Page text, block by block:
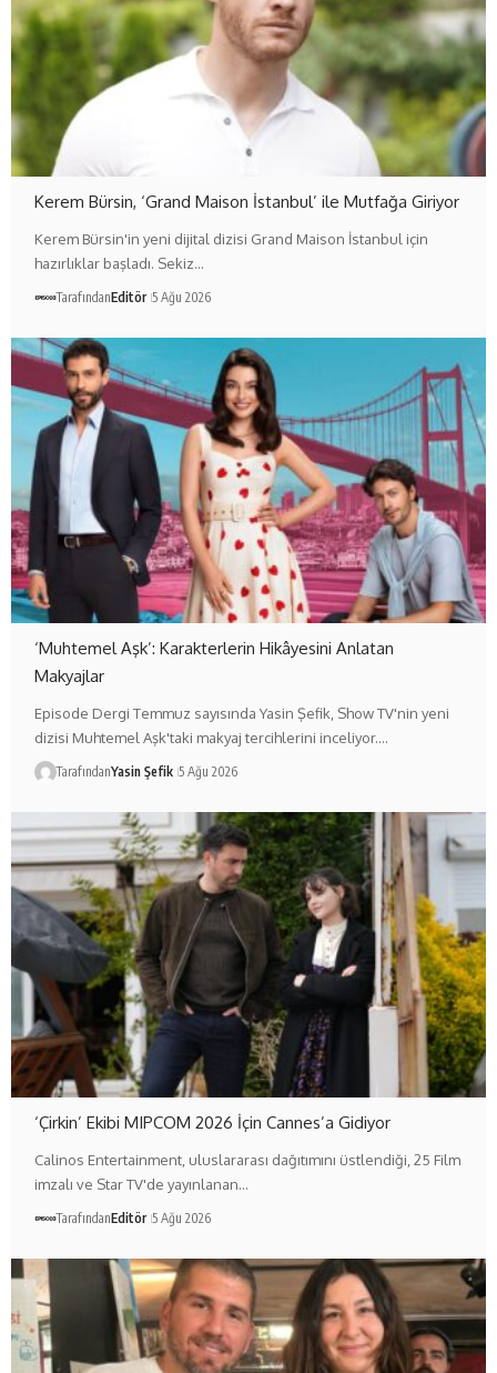
Kerem Bürsin, ‘Grand Maison İstanbul’ ile Mutfağa Giriyor
Kerem Bürsin'in yeni dijital dizisi Grand Maison İstanbul için
hazırlıklar başladı. Sekiz…
TarafındanEditör 5 Ağu 2026
‘Muhtemel Aşk’: Karakterlerin Hikâyesini Anlatan
Makyajlar
Episode Dergi Temmuz sayısında Yasin Şefik, Show TV'nin yeni
dizisi Muhtemel Aşk'taki makyaj tercihlerini inceliyor.…
TarafındanYasin Şefik 5 Ağu 2026
‘Çirkin’ Ekibi MIPCOM 2026 İçin Cannes’a Gidiyor
Calinos Entertainment, uluslararası dağıtımını üstlendiği, 25 Film
imzalı ve Star TV'de yayınlanan…
TarafındanEditör 5 Ağu 2026